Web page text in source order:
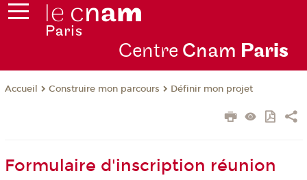
Centre Cnam Paris
Accueil Construire mon parcours Définir mon projet
Formulaire d'inscription réunion